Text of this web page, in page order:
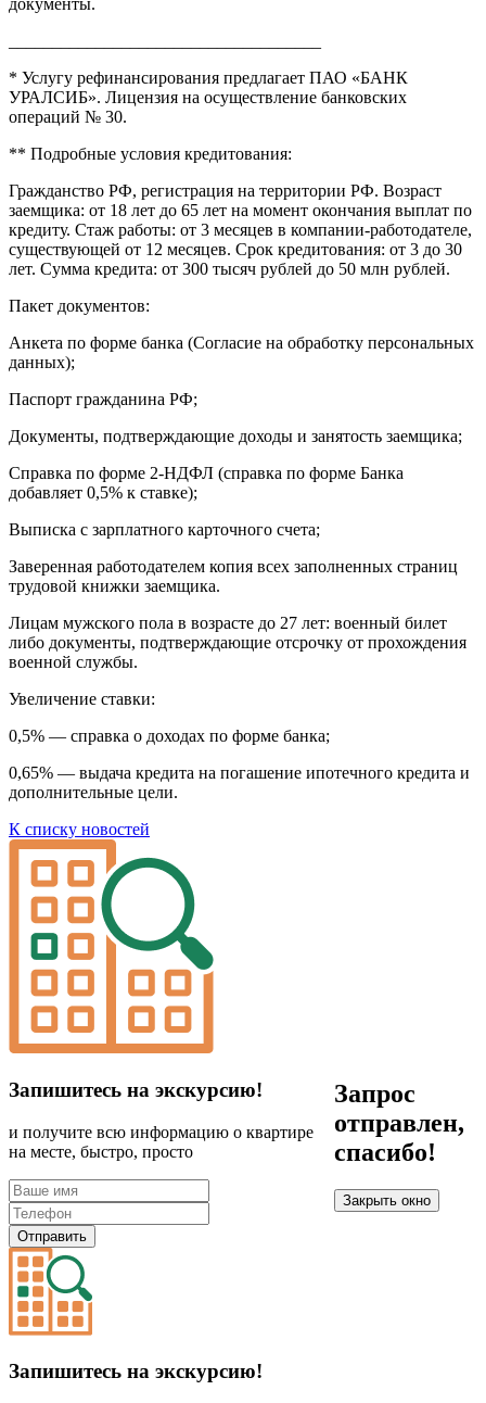
документы.
* Услугу рефинансирования предлагает ПАО «БАНК
УРАЛСИБ». Лицензия на осуществление банковских
операций № 30.
** Подробные условия кредитования:
Гражданство РФ, регистрация на территории РФ. Возраст
заемщика: от 18 лет до 65 лет на момент окончания выплат по
кредиту. Стаж работы: от 3 месяцев в компании-работодателе,
существующей от 12 месяцев. Срок кредитования: от 3 до 30
лет. Сумма кредита: от 300 тысяч рублей до 50 млн рублей.
Пакет документов:
Анкета по форме банка (Согласие на обработку персональных
данных);
Паспорт гражданина РФ;
Документы, подтверждающие доходы и занятость заемщика;
Справка по форме 2-НДФЛ (справка по форме Банка
добавляет 0,5% к ставке);
Выписка с зарплатного карточного счета;
Заверенная работодателем копия всех заполненных страниц
трудовой книжки заемщика.
Лицам мужского пола в возрасте до 27 лет: военный билет
либо документы, подтверждающие отсрочку от прохождения
военной службы.
Увеличение ставки:
0,5% — справка о доходах по форме банка;
0,65% — выдача кредита на погашение ипотечного кредита и
дополнительные цели.
К списку новостей
Запишитесь на экскурсию!
и получите всю информацию о квартире
на месте, быстро, просто
Отправить
Запрос
отправлен,
спасибо!
Закрыть окно
Запишитесь на экскурсию!